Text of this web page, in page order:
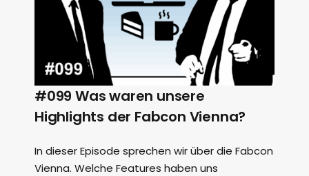
#099 Was waren unsere
Highlights der Fabcon Vienna?
In dieser Episode sprechen wir über die Fabcon
Vienna. Welche Features haben uns